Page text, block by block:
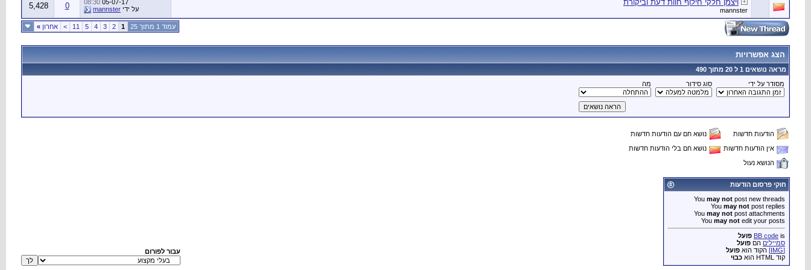
ויצמן חלקי חילוף חוות דעת וביקורת
mannster
05-07-17
08:30
על ידי mannster
0
5,428
עמוד 1 מתוך 25 1
2
3
4
5
11
> אחרון »
הצג אפשרויות
מראה נושאים 1 ל 20 מתוך 490
מסודר על ידי
סוג סידור מה
הודעות חדשות
נושא חם עם הודעות חדשות
אין הודעות חדשות
נושא חם בלי הודעות חדשות
הנושא נעול
חוקי פרסום הודעות
You may not post new threads
You may not post replies
You may not post attachments
You may not edit your posts
BB code is
פועל
סמיילים הם פועל
[IMG]
הקוד הוא פועל
קוד HTML הוא
כבוי
עבור לפורום